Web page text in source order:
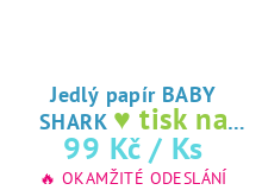
Jedlý papír BABY
SHARK ♥ tisk na
jedlý papír
99 Kč / Ks
🔥 OKAMŽITÉ ODESLÁNÍ